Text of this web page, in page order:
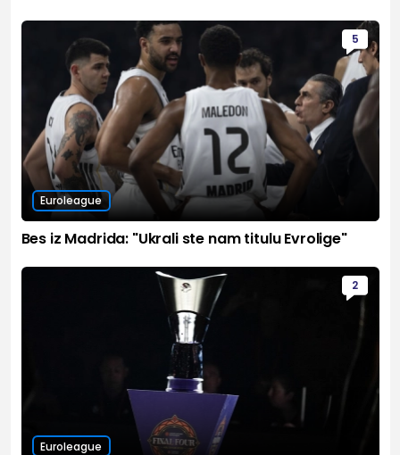
5
Euroleague
Bes iz Madrida: "Ukrali ste nam titulu Evrolige"
2
Euroleague